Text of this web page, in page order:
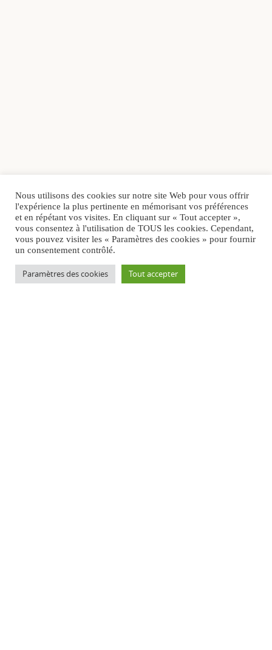
Nous utilisons des cookies sur notre site Web pour vous offrir
l'expérience la plus pertinente en mémorisant vos préférences
et en répétant vos visites. En cliquant sur « Tout accepter »,
vous consentez à l'utilisation de TOUS les cookies. Cependant,
vous pouvez visiter les « Paramètres des cookies » pour fournir
un consentement contrôlé.
Paramètres des cookies Tout accepter